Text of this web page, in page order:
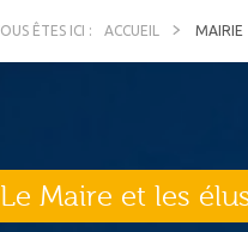
ACCUEIL MAIRIE
Le Maire et les